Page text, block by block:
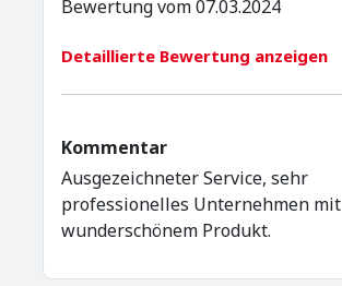
Bewertung vom 07.03.2024
Detaillierte Bewertung anzeigen
Kommentar
Ausgezeichneter Service, sehr
professionelles Unternehmen mit
wunderschönem Produkt.